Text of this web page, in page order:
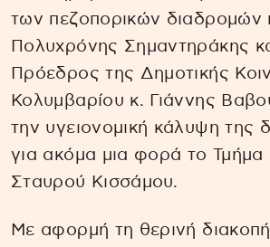
των πεζοπορικών διαδρομών
Πολυχρόνης Σημαντηράκης
Πρόεδρος της Δημοτικής
Κολυμβαρίου κ. Γιάννης
την υγειονομική κάλυψη της
για ακόμα μια φορά το
Σταυρού Κισσάμου.
Με αφορμή τη θερινή